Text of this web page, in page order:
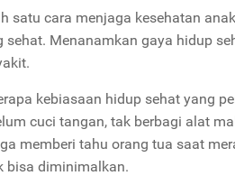
satu cara menjaga kesehatan
sehat. Menanamkan gaya hidup
kebiasaan hidup sehat yang
cuci tangan, tak berbagi alat
memberi tahu orang tua saat
bisa diminimalkan.